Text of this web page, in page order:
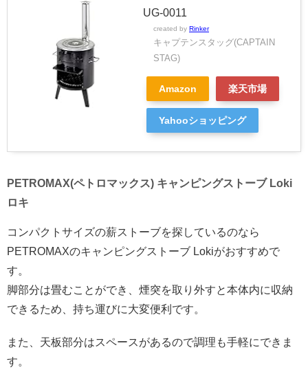
UG-0011
created by Rinker
キャプテンスタッグ(CAPTAIN
STAG)
Amazon 楽天市場
Yahooショッピング
PETROMAX(ペトロマックス) キャンピングストーブ Loki
ロキ
コンパクトサイズの薪ストーブを探しているのなら
PETROMAXのキャンピングストーブ Lokiがおすすめで
す。
脚部分は畳むことができ、煙突を取り外すと本体内に収納
できるため、持ち運びに大変便利です。
また、天板部分はスペースがあるので調理も手軽にできま
す。